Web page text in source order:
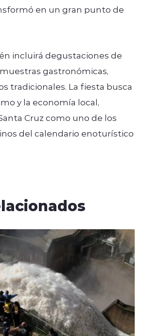
en un gran punto de
incluirá degustaciones de
gastronómicas,
tradicionales. La fiesta busca
y la economía local,
Cruz como uno de los
del calendario enoturístico